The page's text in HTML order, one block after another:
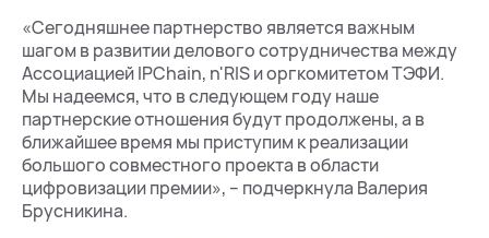
«Сегодняшнее партнерство является важным
шагом в развитии делового сотрудничества между
Ассоциацией IPChain, n'RIS и оргкомитетом ТЭФИ.
Мы надеемся, что в следующем году наше
партнерские отношения будут продолжены, а в
ближайшее время мы приступим к реализации
большого совместного проекта в области
цифровизации премии», – подчеркнула Валерия
Брусникина.